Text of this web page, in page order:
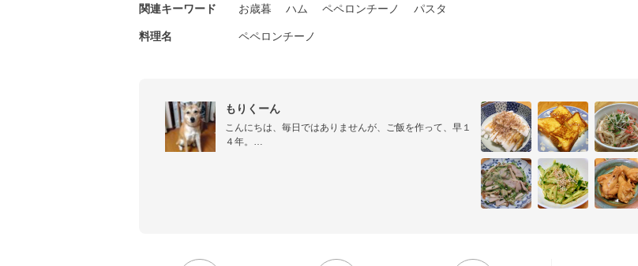
関連キーワード お歳暮 ハム ペペロンチーノ パスタ
料理名 ペペロンチーノ
もりくーん
こんにちは、毎日ではありませんが、ご飯を作って、早１
４年。